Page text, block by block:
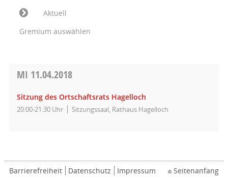
Aktuell
Gremium auswählen
MI 11.04.2018
Sitzung des Ortschaftsrats Hagelloch
20:00-21:30 Uhr Sitzungssaal, Rathaus Hagelloch
Barrierefreiheit Datenschutz Impressum Seitenanfang